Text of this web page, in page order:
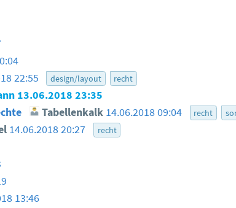
22:55 design/layout recht
13.06.2018 23:35
Tabellenkalk 14.06.2018 09:04 recht
14.06.2018 20:27 recht
13:46